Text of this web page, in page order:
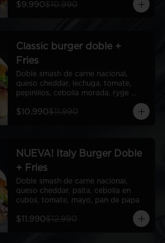
$9.990$10.990
Classic burger doble +
Fries
Doble smash de carne nacional,
queso cheddar, lechuga, tomate,
pepinillos, cebolla morada, ryge
$10.990$11.990
NUEVA! Italy Burger Doble
+ Fries
Doble smash de carne nacional,
queso cheddar, palta, cebolla en
cubos, tomate, mayo, pan de papa
$11.990$12.990